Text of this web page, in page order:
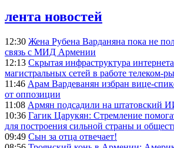
лента новостей
12:30 Жена Рубена Варданяна пока не
связь с МИД Армении
12:13 Скрытая инфраструктура
магистральных сетей в работе телеком-
11:46 Арам Вардеванян избран вице-
от оппозиции
11:08 Армян подсадили на штатовский
10:36 Гагик Царукян: Стремление
для построения сильной страны и
09:49 Сын за отца отвечает!